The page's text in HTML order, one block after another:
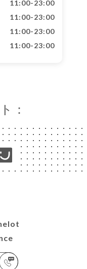
11:00-23:00
11:00-23:00
11:00-23:00
11:00-23:00
：